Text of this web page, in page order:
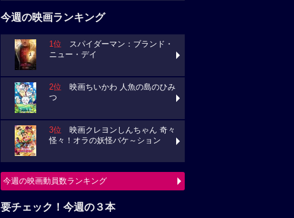
今週の映画ランキング
1位 スパイダーマン：ブランド・
ニュー・デイ
2位 映画ちいかわ 人魚の島のひみ
つ
3位 映画クレヨンしんちゃん 奇々
怪々！オラの妖怪バケ～ション
今週の映画動員数ランキング
要チェック！今週の３本